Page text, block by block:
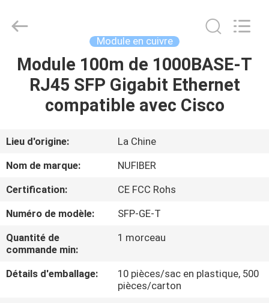
MAISON
PRODUITS
AU
SUJET
DE
VISITE
Technology
Co.,Ltd.
Developed
Module en cuivre
Module 100m de 1000BASE-T
RJ45 SFP Gigabit Ethernet
compatible avec Cisco
Lieu d'origine:
La Chine
Nom de marque:
NUFIBER
Certification:
CE FCC Rohs
Numéro de modèle:
SFP-GE-T
Quantité de
commande min:
1 morceau
Détails d'emballage:
10 pièces/sac en plastique, 500
pièces/carton